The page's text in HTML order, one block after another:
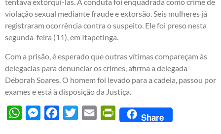
tentava extorqui-las. A conduta foi enquadrada como crime de
violação sexual mediante fraude e extorsão. Seis mulheres já
registraram ocorrência contra o suspeito. Ele foi preso nesta
segunda-feira (11), em Itapetinga.
Com a prisão, é esperado que outras vítimas compareçam às
delegacias para denunciar os crimes, afirma a delegada
Déborah Soares. O homem foi levado para a cadeia, passou por
exames e está à disposição da Justiça.
WhatsAppMessengerFacebook
Twitter Email PrintFriendly
Share